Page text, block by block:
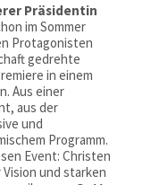
Präsidentin
im Sommer
Protagonisten
gedrehte
in einem
Aus einer
aus der
und
Programm.
Event: Christen
und starken